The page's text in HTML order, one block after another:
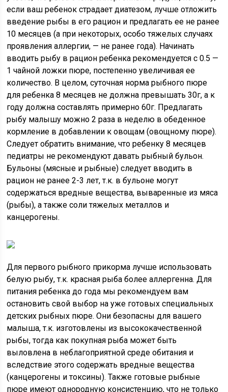
если ваш ребенок страдает диатезом, лучше отложить
введение рыбы в его рацион и предлагать ее не ранее
10 месяцев (а при некоторых, особо тяжелых случаях
проявления аллергии, — не ранее года). Начинать
вводить рыбу в рацион ребенка рекомендуется с 0.5 —
1 чайной ложки пюре, постепенно увеличивая ее
количество. В целом, суточная норма рыбного пюре
для ребенка 8 месяцев не должна превышать 30г, а к
году должна составлять примерно 60г. Предлагать
рыбу малышу можно 2 раза в неделю в обеденное
кормление в добавлении к овощам (овощному пюре).
Следует обратить внимание, что ребенку 8 месяцев
педиатры не рекомендуют давать рыбный бульон.
Бульоны (мясные и рыбные) следует вводить в
рацион не ранее 2-3 лет, т.к. в бульоне могут
содержаться вредные вещества, вываренные из мяса
(рыбы), а также соли тяжелых металлов и
канцерогены.
Для первого рыбного прикорма лучше использовать
белую рыбу, т.к. красная рыба более аллергенна. Для
питания ребенка до года мы рекомендуем вам
остановить свой выбор на уже готовых специальных
детских рыбных пюре. Они безопасны для вашего
малыша, т.к. изготовлены из высококачественной
рыбы, тогда как покупная рыба может быть
выловлена в неблагоприятной среде обитания и
вследствие этого содержать вредные вещества
(канцерогены и токсины). Также готовые рыбные
пюре имеют однородную консистенцию, что не только